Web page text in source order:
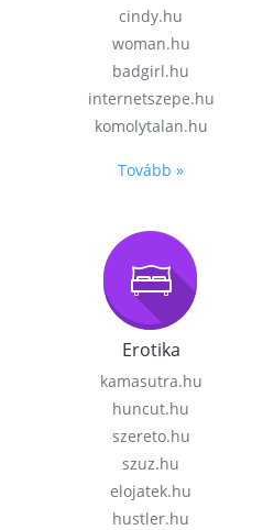
cindy.hu
woman.hu
badgirl.hu
internetszepe.hu
komolytalan.hu
Tovább »
Erotika
kamasutra.hu
huncut.hu
szereto.hu
szuz.hu
elojatek.hu
hustler.hu